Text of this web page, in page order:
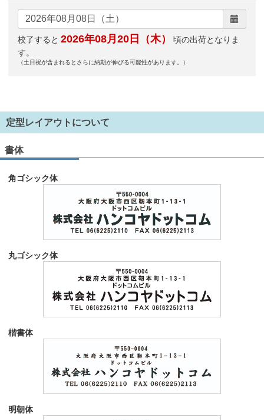
校了すると 2026年08月20日（木）
頃の出荷となりま
す。
（土日祝が含まれるとさらに納期が伸びる可能性があります。）
定型レイアウトについて
書体
角ゴシック体
丸ゴシック体
楷書体
明朝体